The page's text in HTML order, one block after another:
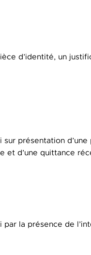
d’identité, un
présentation d’une
et d’une quittance
la présence de